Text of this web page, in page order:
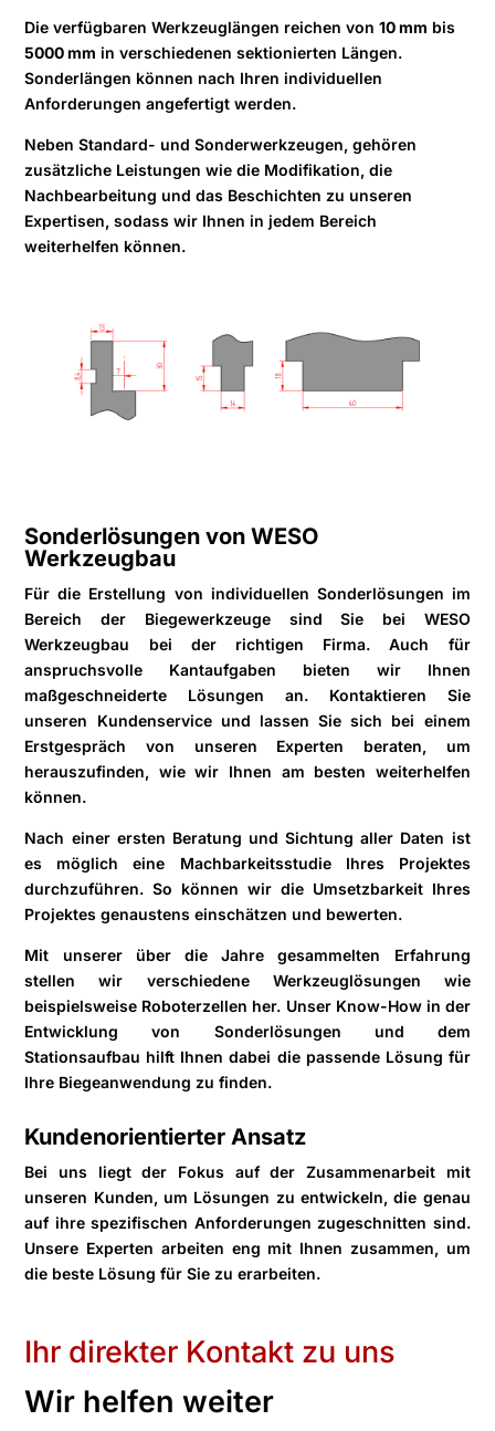
Die verfügbaren Werkzeuglängen reichen von10 mm bis
5000 mm in verschiedenen sektionierten Längen.
Sonderlängen können nach Ihren individuellen
Anforderungen angefertigt werden.
Neben Standard- und Sonderwerkzeugen, gehören
zusätzliche Leistungen wie die Modifikation, die
Nachbearbeitung und das Beschichten zu unseren
Expertisen, sodass wir Ihnen in jedem Bereich
weiterhelfen können.
Sonderlösungen von WESO
Werkzeugbau
Für die Erstellung von individuellen Sonderlösungen im
Bereich der Biegewerkzeuge sind Sie bei WESO
Werkzeugbau bei der richtigen Firma. Auch für
anspruchsvolle Kantaufgaben bieten wir Ihnen
maßgeschneiderte Lösungen an. Kontaktieren Sie
unseren Kundenservice und lassen Sie sich bei einem
Erstgespräch von unseren Experten beraten, um
herauszufinden, wie wir Ihnen am besten weiterhelfen
können.
Nach einer ersten Beratung und Sichtung aller Daten ist
es möglich eine Machbarkeitsstudie Ihres Projektes
durchzuführen. So können wir die Umsetzbarkeit Ihres
Projektes genaustens einschätzen und bewerten.
Mit unserer über die Jahre gesammelten Erfahrung
stellen wir verschiedene Werkzeuglösungen wie
beispielsweise Roboterzellen her. Unser Know-How in der
Entwicklung von Sonderlösungen und dem
Stationsaufbau hilft Ihnen dabei die passende Lösung für
Ihre Biegeanwendung zu finden.
Kundenorientierter Ansatz
Bei uns liegt der Fokus auf der Zusammenarbeit mit
unseren Kunden, um Lösungen zu entwickeln, die genau
auf ihre spezifischen Anforderungen zugeschnitten sind.
Unsere Experten arbeiten eng mit Ihnen zusammen, um
die beste Lösung für Sie zu erarbeiten.
Ihr direkter Kontakt zu uns
Wir helfen weiter